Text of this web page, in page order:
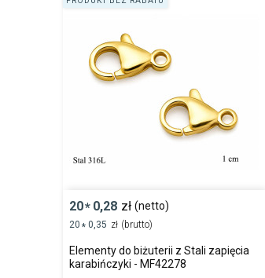
20* 0,28 zł (netto)
20 * 0,35 zł (brutto)
Elementy do biżuterii z Stali zapięcia
karabińczyki - MF42278